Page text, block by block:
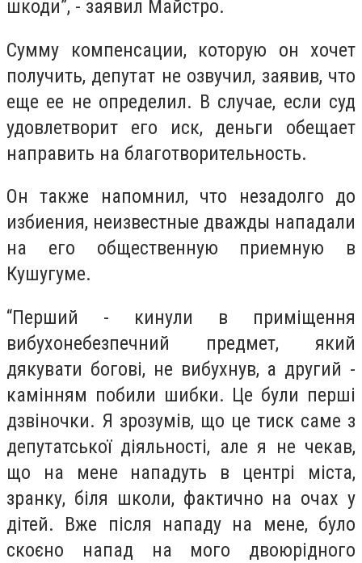
шкоди”, - заявил Майстро.
Сумму компенсации, которую он хочет
получить, депутат не озвучил, заявив, что
еще ее не определил. В случае, если суд
удовлетворит его иск, деньги обещает
направить на благотворительность.
Он также напомнил, что незадолго до
избиения, неизвестные дважды нападали
на его общественную приемную в
Кушугуме.
“Перший - кинули в приміщення
вибухонебезпечний предмет, який
дякувати богові, не вибухнув, а другий -
камінням побили шибки. Це були перші
дзвіночки. Я зрозумів, що це тиск саме з
депутатської діяльності, але я не чекав,
що на мене нападуть в центрі міста,
зранку, біля школи, фактично на очах у
дітей. Вже після нападу на мене, було
скоєно напад на мого двоюрідного